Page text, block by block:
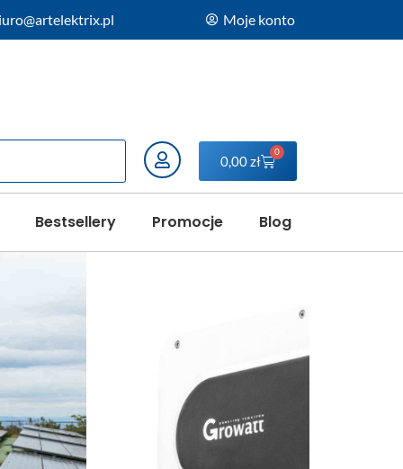
Moje konto
0,00zł
0
Bestsellery Promocje Blog